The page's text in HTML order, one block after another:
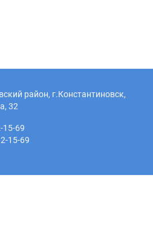
район, г.Константиновск,
32
15-69
15-69